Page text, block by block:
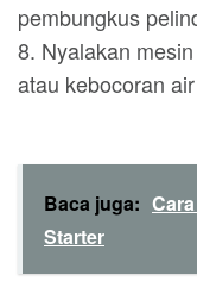
pembungkus
8. Nyalakan
atau kebocoran
Baca juga:
Starter